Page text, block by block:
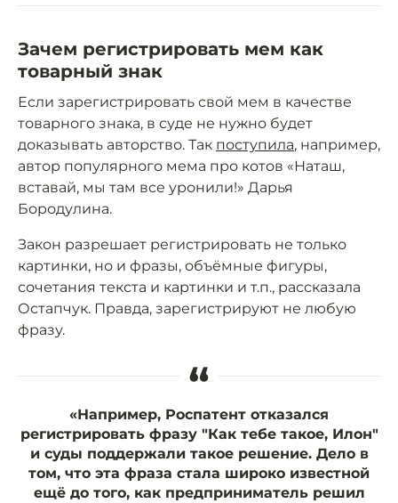
Зачем регистрировать мем как
товарный знак
Если зарегистрировать свой мем в качестве
товарного знака, в суде не нужно будет
доказывать авторство. Так поступила, например,
автор популярного мема про котов «Наташ,
вставай, мы там все уронили!» Дарья
Бородулина.
Закон разрешает регистрировать не только
картинки, но и фразы, объёмные фигуры,
сочетания текста и картинки и т.п., рассказала
Остапчук. Правда, зарегистрируют не любую
фразу.
“
«Например, Роспатент отказался
регистрировать фразу "Как тебе такое, Илон"
и суды поддержали такое решение. Дело в
том, что эта фраза стала широко известной
ещё до того, как предприниматель решил